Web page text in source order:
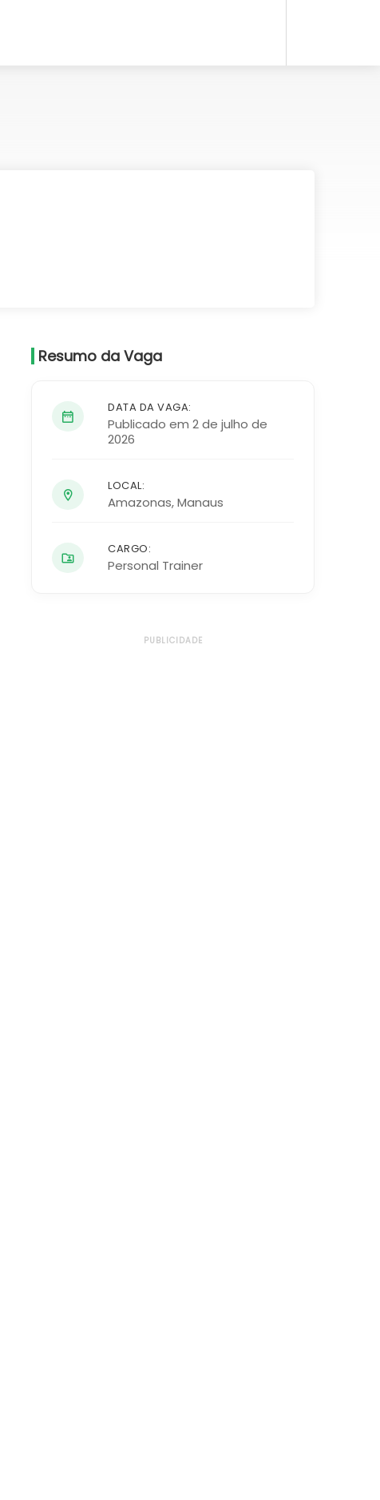
Resumo da Vaga
DATA DA VAGA:
Publicado em 2 de julho de
2026
LOCAL:
Amazonas,Manaus
CARGO:
Personal Trainer
PUBLICIDADE